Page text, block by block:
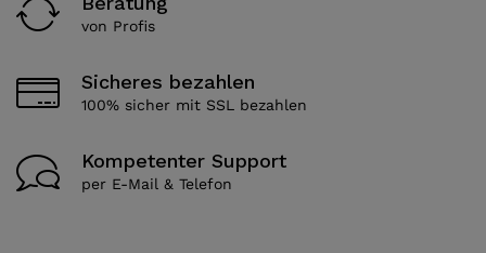
von Profis
Sicheres bezahlen
100% sicher mit SSL bezahlen
Kompetenter Support
per E-Mail & Telefon